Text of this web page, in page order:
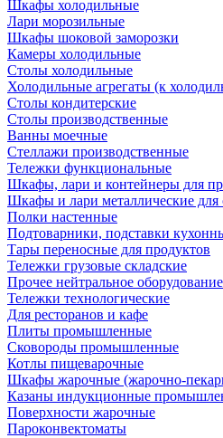
Шкафы холодильные
Лари морозильные
Шкафы шоковой заморозки
Камеры холодильные
Столы холодильные
Холодильные агрегаты (к
Столы кондитерские
Столы производственные
Ванны моечные
Стеллажи производственные
Тележки функциональные
Шкафы, лари и контейнеры для
Шкафы и лари металлические
Полки настенные
Подтоварники, подставки
Тары переносные для продуктов
Тележки грузовые складские
Прочее нейтральное оборудование
Тележки технологические
Для ресторанов и кафе
Плиты промышленные
Сковороды промышленные
Котлы пищеварочные
Шкафы жарочные (жарочно-
Казаны индукционные
Поверхности жарочные
Пароконвектоматы